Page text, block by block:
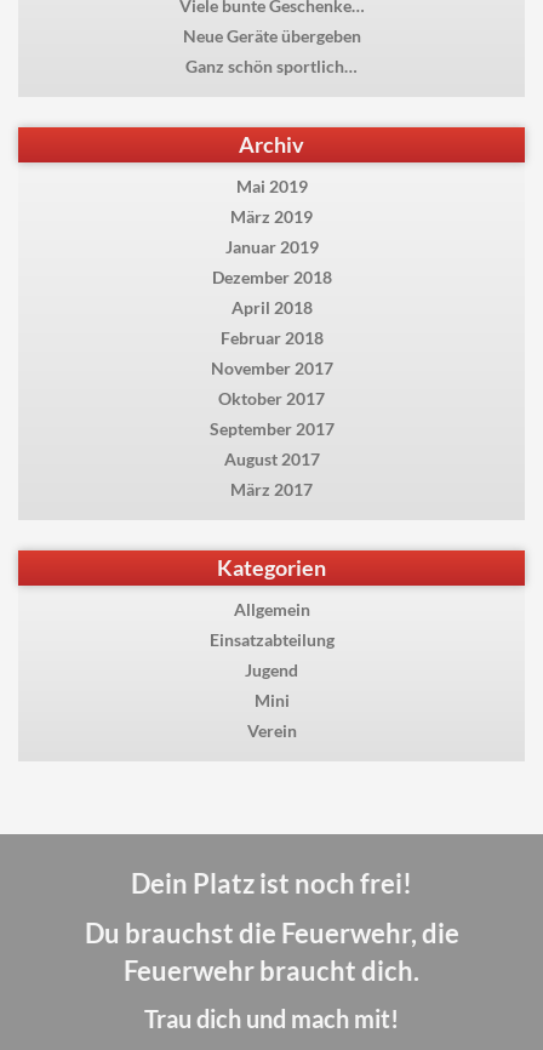
Viele bunte Geschenke…
Neue Geräte übergeben
Ganz schön sportlich…
Archiv
Mai 2019
März 2019
Januar 2019
Dezember 2018
April 2018
Februar 2018
November 2017
Oktober 2017
September 2017
August 2017
März 2017
Kategorien
Allgemein
Einsatzabteilung
Jugend
Mini
Verein
Dein Platz ist noch frei!
Du brauchst die Feuerwehr, die
Feuerwehr braucht dich.
Trau dich und mach mit!